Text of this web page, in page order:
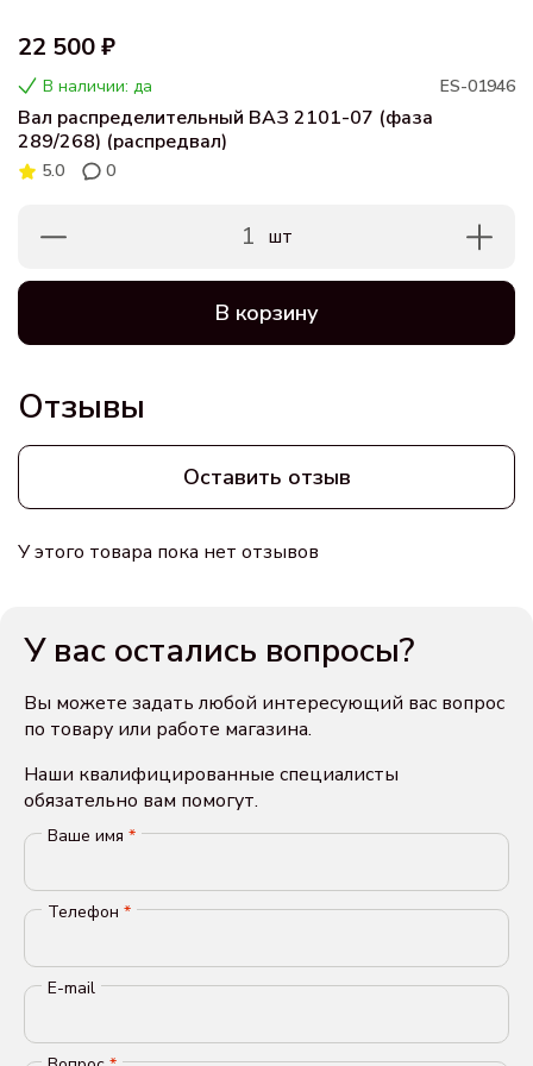
22 500 ₽
В наличии: да ES-01946
Вал распределительный ВАЗ 2101-07 (фаза
289/268) (распредвал)
5.0 0
1 шт
В корзину
Отзывы
Оставить отзыв
У этого товара пока нет отзывов
У вас остались вопросы?
Вы можете задать любой интересующий вас вопрос
по товару или работе магазина.
Наши квалифицированные специалисты
обязательно вам помогут.
Ваше имя *
Телефон *
E-mail